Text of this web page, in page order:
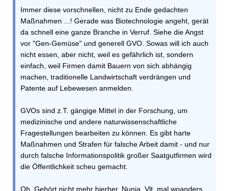
Immer diese vorschnellen, nicht zu Ende gedachten
Maßnahmen ...! Gerade was Biotechnologie angeht, gerät
da schnell eine ganze Branche in Verruf. Siehe die Angst
vor "Gen-Gemüse" und generell GVO. Sowas will ich auch
nicht essen, aber nicht, weil es gefährlich ist, sondern
einfach, weil Firmen damit Bauern von sich abhängig
machen, traditionelle Landwirtschaft verdrängen und
Patente auf Lebewesen anmelden.
GVOs sind z.T. gängige Mittel in der Forschung, um
medizinische und andere naturwissenschaftliche
Fragestellungen bearbeiten zu können. Es gibt harte
Maßnahmen und Strafen für falsche Arbeit damit - und nur
durch falsche Informationspolitik großer Saatgutfirmen wird
die Öffentlichkeit scheu gemacht.
Oh. Gehört nicht mehr hierher. Nunja. Vlt. mal woanders ...